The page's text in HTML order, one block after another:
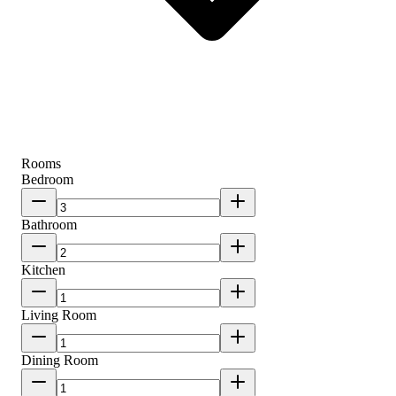
Rooms
Bedroom
Bathroom
Kitchen
Living Room
Dining Room